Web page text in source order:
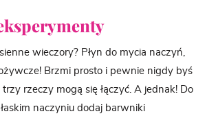
wieczory? Płyn do mycia naczyń,
Brzmi prosto i pewnie nigdy byś
trzy rzeczy mogą się łączyć. A jednak! Do
naczyniu dodaj barwniki